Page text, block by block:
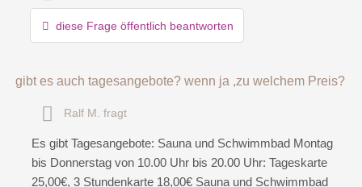
Hiermit akzeptiere ich dieAGB.
diese Frage öffentlich beantworten
gibt es auch tagesangebote? wenn ja ,zu welchem Preis?
Ralf M. fragt
Es gibt Tagesangebote: Sauna und Schwimmbad Montag
bis Donnerstag von 10.00 Uhr bis 20.00 Uhr: Tageskarte
25,00€, 3 Stundenkarte 18,00€ Sauna und Schwimmbad